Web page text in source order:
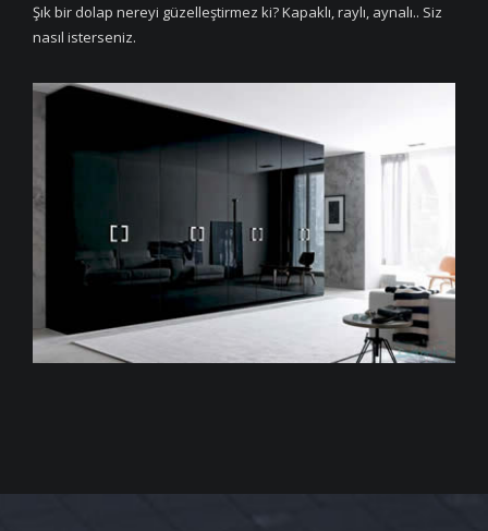
Şık bir dolap nereyi güzelleştirmez ki? Kapaklı, raylı, aynalı.. Siz
nasıl isterseniz.